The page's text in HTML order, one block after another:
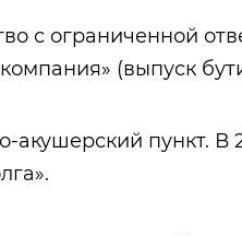
с ограниченной
(выпуск
пункт. В